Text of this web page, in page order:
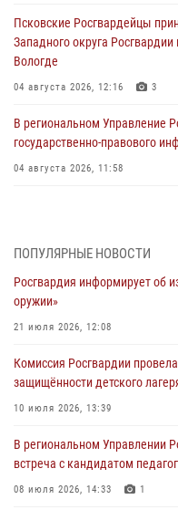
Псковские Росгвардейцы
Западного округа
Вологде
04 августа 2026, 12:16 3
В региональном Управление
государственно-правового
04 августа 2026, 11:58
03 августа 2026, 17:21
21 единицу оружия изъяли
03 августа 2026, 14:10
безопасности во время
02 августа 2026, 13:28
улицу Труда
31 июля 2026, 13:53
ПОПУЛЯРНЫЕ НОВОСТИ
Росгвардия информирует об
оружии»
21 июля 2026, 12:08
Комиссия Росгвардии
защищённости детского
10 июля 2026, 13:39
В региональном Управлении
встреча с кандидатом
08 июля 2026, 14:33 1